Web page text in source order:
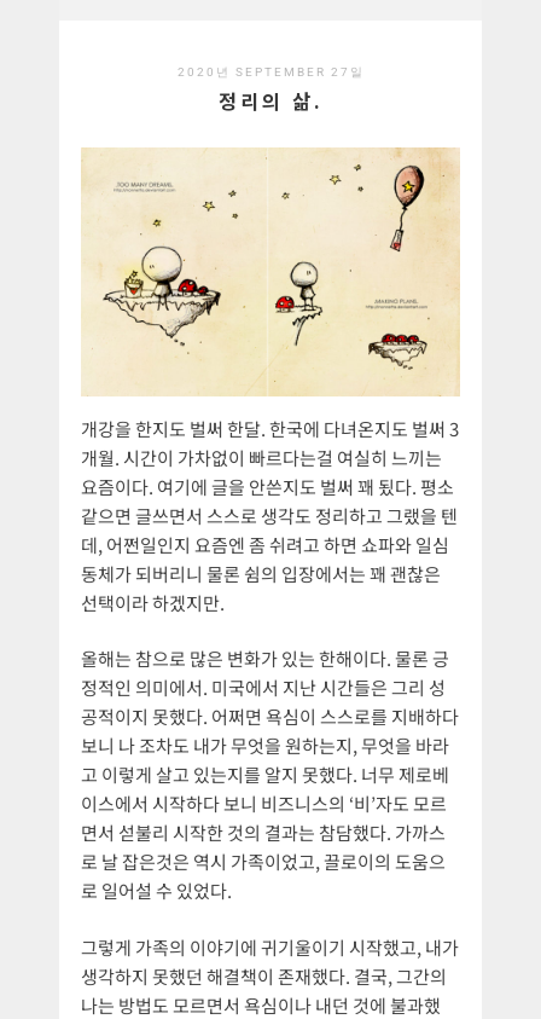
2020년 SEPTEMBER 27일
정리의 삶.
개강을 한지도 벌써 한달. 한국에 다녀온지도 벌써 3
개월. 시간이 가차없이 빠르다는걸 여실히 느끼는
요즘이다. 여기에 글을 안쓴지도 벌써 꽤 됬다. 평소
같으면 글쓰면서 스스로 생각도 정리하고 그랬을 텐
데, 어쩐일인지 요즘엔 좀 쉬려고 하면 쇼파와 일심
동체가 되버리니 물론 쉼의 입장에서는 꽤 괜찮은
선택이라 하겠지만.
올해는 참으로 많은 변화가 있는 한해이다. 물론 긍
정적인 의미에서. 미국에서 지난 시간들은 그리 성
공적이지 못했다. 어쩌면 욕심이 스스로를 지배하다
보니 나 조차도 내가 무엇을 원하는지, 무엇을 바라
고 이렇게 살고 있는지를 알지 못했다. 너무 제로베
이스에서 시작하다 보니 비즈니스의 ‘비’자도 모르
면서 섣불리 시작한 것의 결과는 참담했다. 가까스
로 날 잡은것은 역시 가족이었고, 끌로이의 도움으
로 일어설 수 있었다.
그렇게 가족의 이야기에 귀기울이기 시작했고, 내가
생각하지 못했던 해결책이 존재했다. 결국, 그간의
나는 방법도 모르면서 욕심이나 내던 것에 불과했